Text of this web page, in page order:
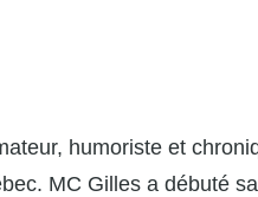
humoriste et
MC Gilles a débuté